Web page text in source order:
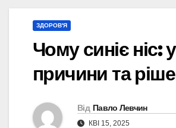
ЗДОРОВ'Я
Чому синіє ніс:
причини та
Від Павло Левчин
КВІ 15, 2025